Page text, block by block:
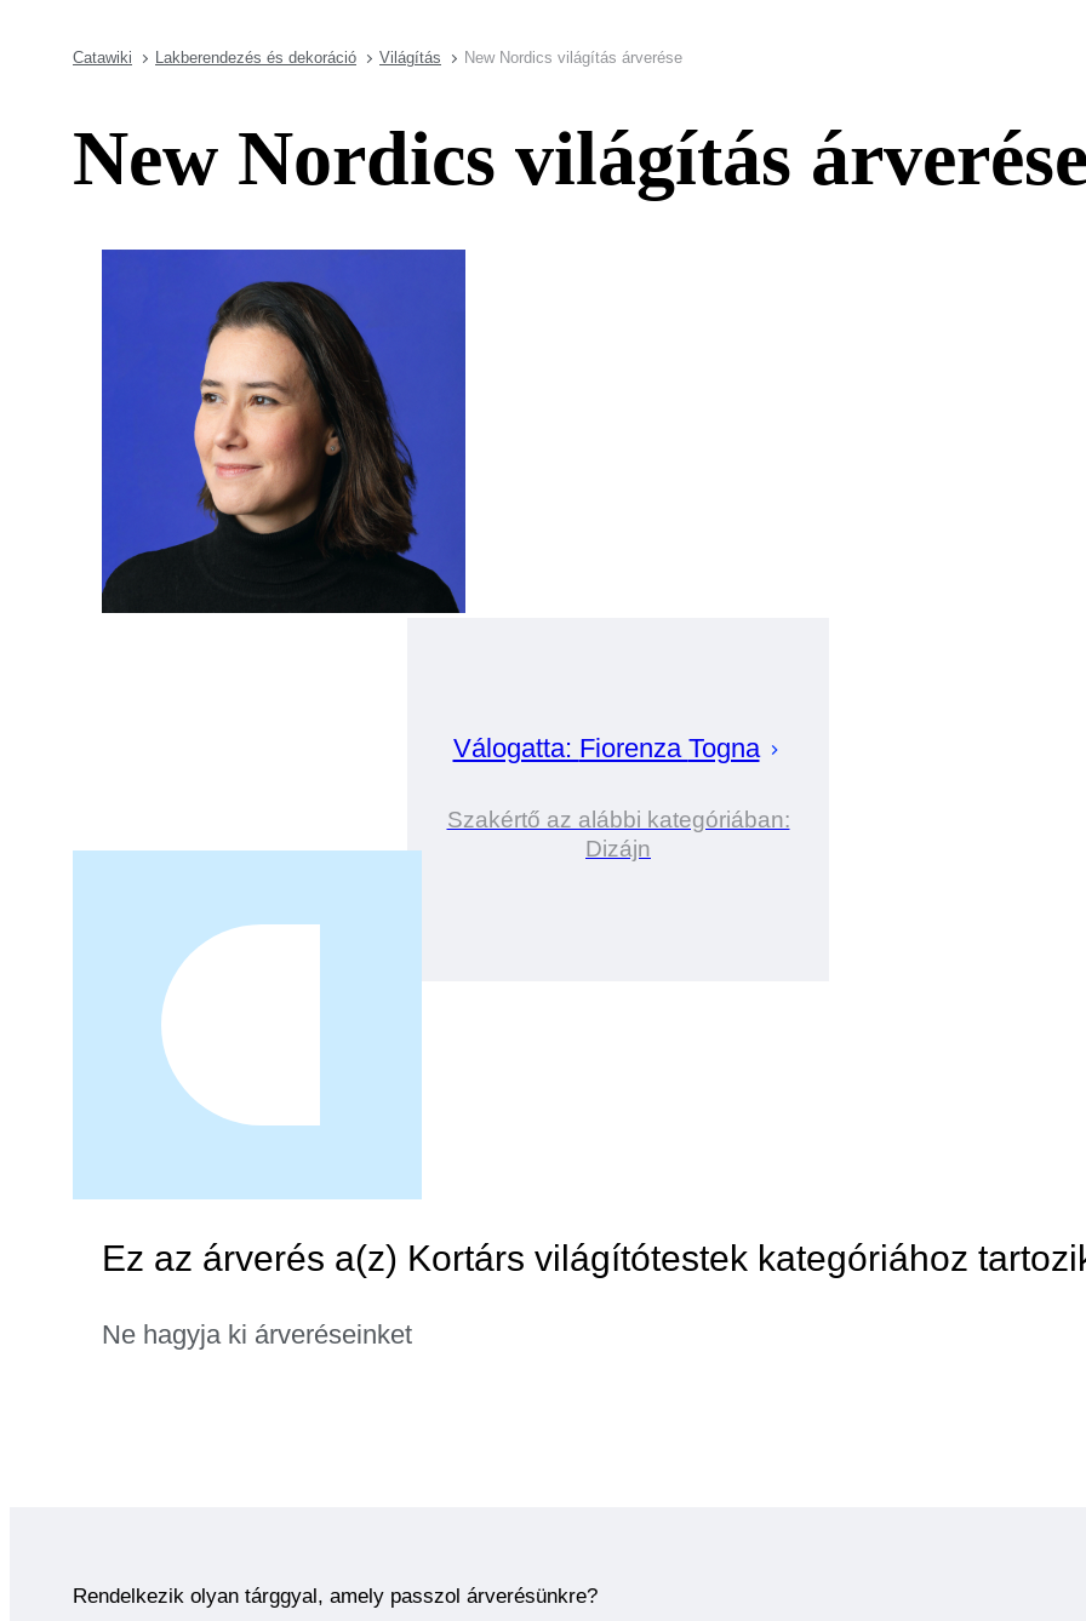
Catawiki Lakberendezés és dekoráció Világítás New Nordics világítás árverése
New Nordics világítás
Válogatta: Fiorenza Togna
Szakértő az alábbi kategóriában:
Dizájn
Ez az árverés a(z) Kortárs világítótestek kategóriához
Ne hagyja ki árveréseinket
Rendelkezik olyan tárggyal, amely passzol árverésünkre?